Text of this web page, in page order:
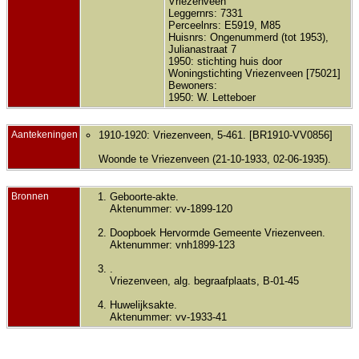
Leggernrs: 7331
Perceelnrs: E5919, M85
Huisnrs: Ongenummerd (tot 1953),
Julianastraat 7
1950: stichting huis door
Woningstichting Vriezenveen [75021]
Bewoners:
1950: W. Letteboer
Aantekeningen
1910-1920: Vriezenveen, 5-461. [BR1910-VV0856]
Woonde te Vriezenveen (21-10-1933, 02-06-1935).
Bronnen
Geboorte-akte.
Aktenummer: vv-1899-120
Doopboek Hervormde Gemeente Vriezenveen.
Aktenummer: vnh1899-123
Vriezenveen, alg. begraafplaats, B-01-45
Huwelijksakte.
Aktenummer: vv-1933-41